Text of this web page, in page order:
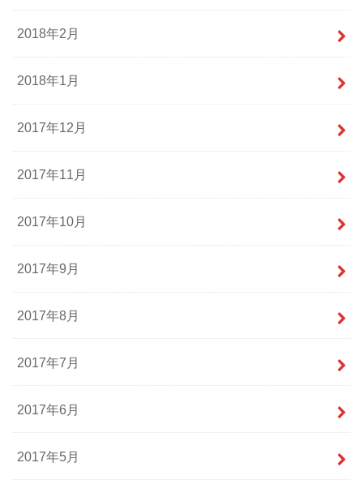
2018年2月
2018年1月
2017年12月
2017年11月
2017年10月
2017年9月
2017年8月
2017年7月
2017年6月
2017年5月